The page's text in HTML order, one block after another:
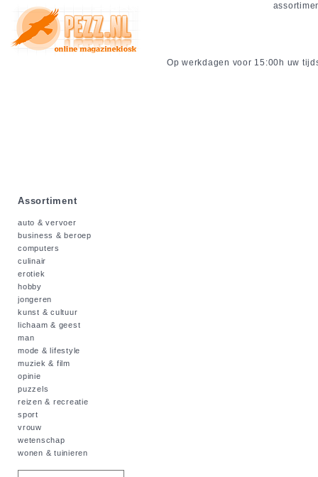
Op werkdagen voor 15:00h uw
Assortiment
auto & vervoer
business & beroep
computers
culinair
erotiek
hobby
jongeren
kunst & cultuur
lichaam & geest
man
mode & lifestyle
muziek & film
opinie
puzzels
reizen & recreatie
sport
vrouw
wetenschap
wonen & tuinieren